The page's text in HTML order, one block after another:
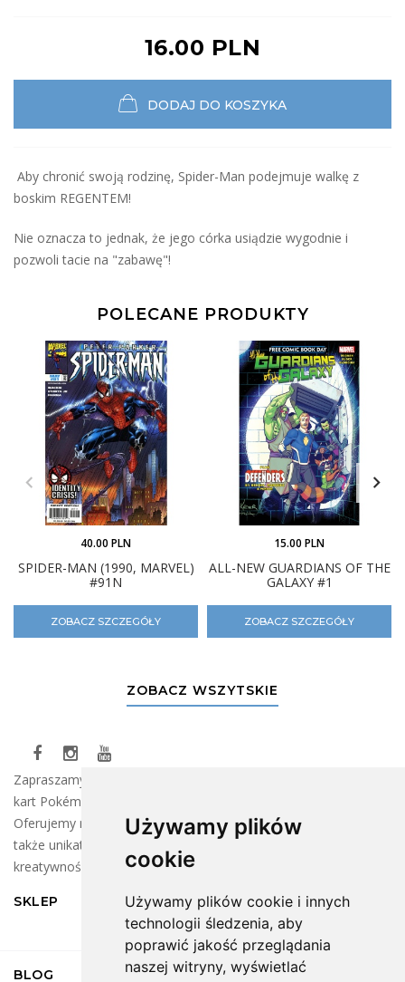
Używamy plików
cookie
Używamy plików cookie i innych
technologii śledzenia, aby
poprawić jakość przeglądania
naszej witryny, wyświetlać
16.00 PLN
DODAJ DO KOSZYKA
Aby chronić swoją rodzinę, Spider-Man podejmuje walkę z
boskim REGENTEM!
Nie oznacza to jednak, że jego córka usiądzie wygodnie i
pozwoli tacie na "zabawę"!
POLECANE PRODUKTY
SPIDER-MAN (1990, MARVEL)
#91N
40.00 PLN
ZOBACZ SZCZEGÓŁY
ALL-NEW GUARDIANS OF THE
GALAXY #1
15.00 PLN
ZOBACZ SZCZEGÓŁY
ZOBACZ WSZYTSKIE
Zapraszamy do naszego sklepu, gdzie znajdziesz szeroki wybór
kart Pokémon oraz klocków LEGO dla wszystkich fanów!
Oferujemy najnowsze kolekcje kart do wymiany i zbierania, a
także unikatowe zestawy LEGO, które rozbudzą Twoją
kreatywność.
SKLEP
BLOG